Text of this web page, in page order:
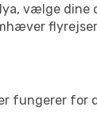
vælge dine
for